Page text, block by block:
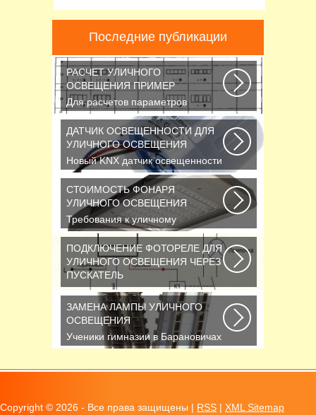
Последние публикации
РАСЧЕТ УЛИЧНОГО
ОСВЕЩЕНИЯ ПРИМЕР
Для расчетов параметров
наружного освещения
применяется
сертифицированный...
ДАТЧИК ОСВЕЩЕННОСТИ ДЛЯ
УЛИЧНОГО ОСВЕЩЕНИЯ
Новый KNX датчик освещенности
LUNA 134 KNX от Theben стал
ещё более простым...
СТОИМОСТЬ ФОНАРЯ
УЛИЧНОГО ОСВЕЩЕНИЯ
Требования к уличному
освещению регулируется рядом
ГОСТов и СНиПов,
описывающих...
ПОДКЛЮЧЕНИЕ ФОТОРЕЛЕ ДЛЯ
УЛИЧНОГО ОСВЕЩЕНИЯ ЧЕРЕЗ
ПУСКАТЕЛЬ
В повседневной жизни все чаще
применяется фотореле,
называемое также, сумеречным...
ЗАМЕНА ЛАМПЫ УЛИЧНОГО
ОСВЕЩЕНИЯ
Ученики гимназии в Барановичах
собрали солнечную батарею
Copyright © 2026 - Все права защищены | RSS | XML Sitemap